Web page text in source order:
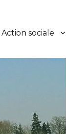
Action sociale